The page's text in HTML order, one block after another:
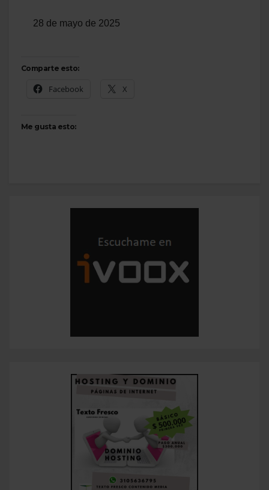
28 de mayo de 2025
Comparte esto:
Facebook X
Me gusta esto: